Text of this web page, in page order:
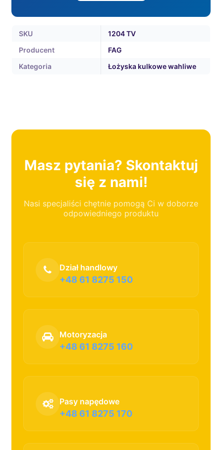
SKU
1204 TV
Producent
FAG
Kategoria
Łożyska kulkowe wahliwe
Masz pytania? Skontaktuj
się z nami!
Nasi specjaliści chętnie pomogą Ci w doborze
odpowiedniego produktu
Dział handlowy
+48 61 8275 150
Motoryzacja
+48 61 8275 160
Pasy napędowe
+48 61 8275 170